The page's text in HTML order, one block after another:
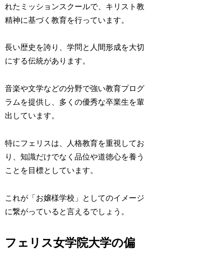
れたミッションスクールで、キリスト教
精神に基づく教育を行っています。
長い歴史を誇り、学問と人間形成を大切
にする伝統があります。
音楽や文学などの分野で強い教育プログ
ラムを提供し、多くの優秀な卒業生を輩
出しています。
特にフェリスは、人格教育を重視してお
り、知識だけでなく品位や道徳心を養う
ことを目標としています。
これが「お嬢様学校」としてのイメージ
に繋がっていると言えるでしょう。
フェリス女学院大学の偏